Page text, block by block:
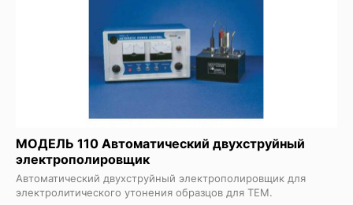
МОДЕЛЬ 110 Автоматический двухструйный
электрополировщик
Автоматический двухструйный электрополировщик для
электролитического утонения образцов для ТЕМ.